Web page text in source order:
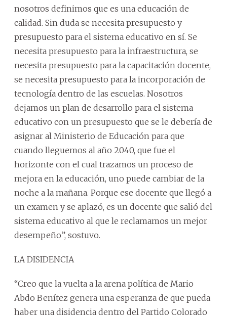
nosotros definimos que es una educación de
calidad. Sin duda se necesita presupuesto y
presupuesto para el sistema educativo en sí. Se
necesita presupuesto para la infraestructura, se
necesita presupuesto para la capacitación docente,
se necesita presupuesto para la incorporación de
tecnología dentro de las escuelas. Nosotros
dejamos un plan de desarrollo para el sistema
educativo con un presupuesto que se le debería de
asignar al Ministerio de Educación para que
cuando lleguemos al año 2040, que fue el
horizonte con el cual trazamos un proceso de
mejora en la educación, uno puede cambiar de la
noche a la mañana. Porque ese docente que llegó a
un examen y se aplazó, es un docente que salió del
sistema educativo al que le reclamamos un mejor
desempeño”, sostuvo.
LA DISIDENCIA
“Creo que la vuelta a la arena política de Mario
Abdo Benítez genera una esperanza de que pueda
haber una disidencia dentro del Partido Colorado